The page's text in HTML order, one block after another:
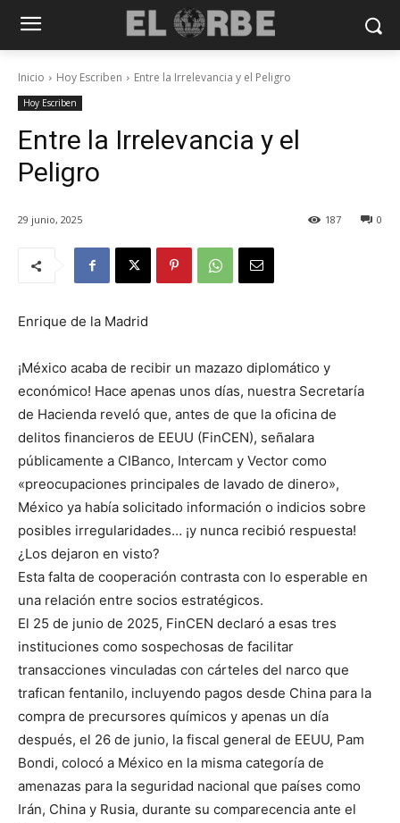
Inicio Hoy Escriben Entre la Irrelevancia y el Peligro
Hoy Escriben
Entre la Irrelevancia y el
Peligro
29 junio, 2025 0
187
Enrique de la Madrid
¡México acaba de recibir un mazazo diplomático y
económico! Hace apenas unos días, nuestra Secretaría
de Hacienda reveló que, antes de que la oficina de
delitos financieros de EEUU (FinCEN), señalara
públicamente a CIBanco, Intercam y Vector como
«preocupaciones principales de lavado de dinero»,
México ya había solicitado información o indicios sobre
posibles irregularidades… ¡y nunca recibió respuesta!
¿Los dejaron en visto?
Esta falta de cooperación contrasta con lo esperable en
una relación entre socios estratégicos.
El 25 de junio de 2025, FinCEN declaró a esas tres
instituciones como sospechosas de facilitar
transacciones vinculadas con cárteles del narco que
trafican fentanilo, incluyendo pagos desde China para la
compra de precursores químicos y apenas un día
después, el 26 de junio, la fiscal general de EEUU, Pam
Bondi, colocó a México en la misma categoría de
amenazas para la seguridad nacional que países como
Irán, China y Rusia, durante su comparecencia ante el